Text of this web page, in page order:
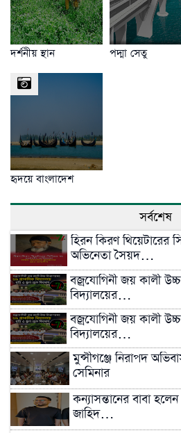
দর্শনীয় স্থান পদ্মা সেতু
হৃদয়ে বাংলাদেশ
সর্বশেষ
হিরন কিরণ থিয়েটারের
অভিনেতা সৈয়দ…
বজ্রযোগিনী জয় কালী
বিদ্যালয়ের…
বজ্রযোগিনী জয় কালী
বিদ্যালয়ের…
মুন্সীগঞ্জে নিরাপদ
সেমিনার
কন্যাসন্তানের বাবা
জাহিদ…